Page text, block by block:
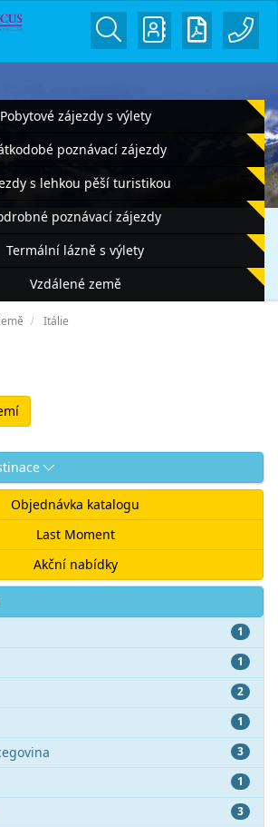
Pobytové zájezdy s výlety
poznávací zájezdy
s lehkou pěší turistikou
poznávací zájezdy
Termální lázně s výlety
Vzdálené země
Itálie
Objednávka katalogu
Last Moment
Akční nabídky
1
1
2
1
3
1
3